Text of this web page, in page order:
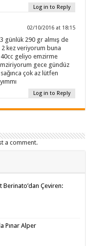
Log in to Reply
02/10/2016 at 18:15
günlük 290 gr almış de
kez veriyorum buna
geliyo emzirme
gece gündüz
çok az lütfen
Log in to Reply
a comment.
Berinato’dan Çeviren:
Pınar Alper